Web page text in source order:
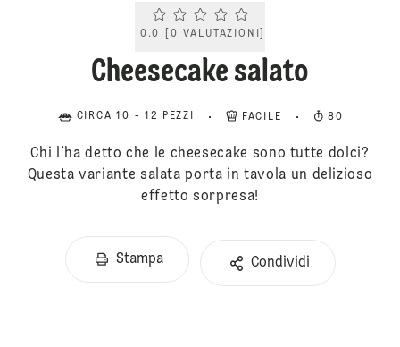
Current rating 0.0. Click to rate.
0.0 0 VALUTAZIONI
Cheesecake salato
CIRCA 10 - 12 PEZZI FACILE 80
Chi l’ha detto che le cheesecake sono tutte dolci?
Questa variante salata porta in tavola un delizioso
effetto sorpresa!
Stampa Condividi